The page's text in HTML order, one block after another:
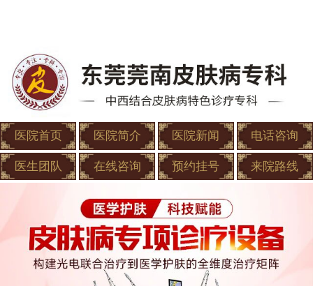
医院首页 医院简介 医院新闻 电话咨询
医生团队 在线咨询 预约挂号 来院路线